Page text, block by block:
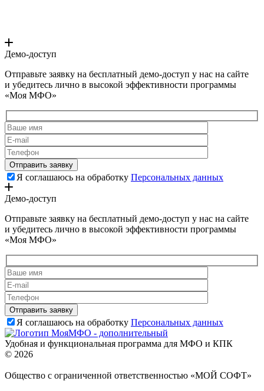
Демо-доступ
Отправьте заявку на бесплатный демо-доступ у нас на сайте
и убедитесь лично в высокой эффективности программы
«Моя МФО»
Я соглашаюсь на обработку Персональных данных
Демо-доступ
Отправьте заявку на бесплатный демо-доступ у нас на сайте
и убедитесь лично в высокой эффективности программы
«Моя МФО»
Я соглашаюсь на обработку Персональных данных
Удобная и функциональная программа для МФО и КПК
© 2026
Общество с ограниченной ответственностью «МОЙ СОФТ»